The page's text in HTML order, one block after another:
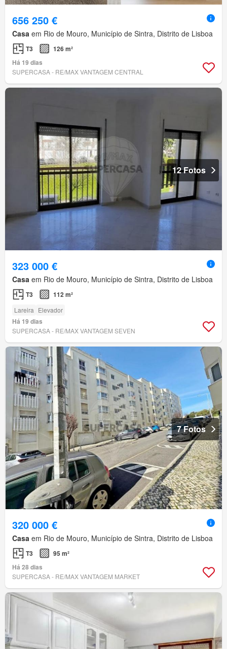
656 250 €
Casa em Rio de Mouro, Município de Sintra, Distrito de Lisboa
T3
126 m²
Há 19 dias
SUPERCASA - RE/MAX VANTAGEM CENTRAL
12 Fotos
323 000 €
Casa em Rio de Mouro, Município de Sintra, Distrito de Lisboa
T3 112 m²
Lareira Elevador
Há 19 dias
SUPERCASA - RE/MAX VANTAGEM SEVEN
7 Fotos
320 000 €
Casa em Rio de Mouro, Município de Sintra, Distrito de Lisboa
T3
95 m²
Há 28 dias
SUPERCASA - RE/MAX VANTAGEM MARKET